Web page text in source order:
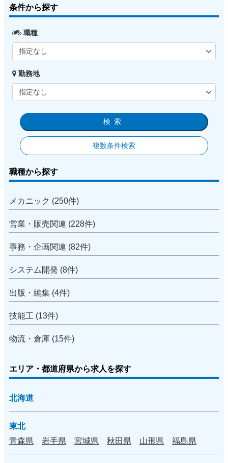
条件から探す
職種
勤務地
検索
複数条件検索
職種から探す
メカニック (250件)
営業・販売関連 (228件)
事務・企画関連 (82件)
システム開発 (8件)
出版・編集 (4件)
技能工 (13件)
物流・倉庫 (15件)
エリア・都道府県から求人を探す
北海道
東北
青森県
岩手県 宮城県 秋田県 山形県 福島県